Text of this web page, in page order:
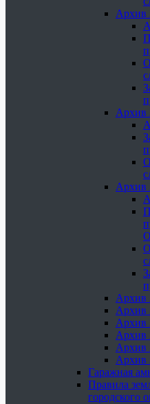
Архив
Архив
Архив
Архив
Архив
Архив
Архив
Архив
Архив
Гаражная
Правила
городского